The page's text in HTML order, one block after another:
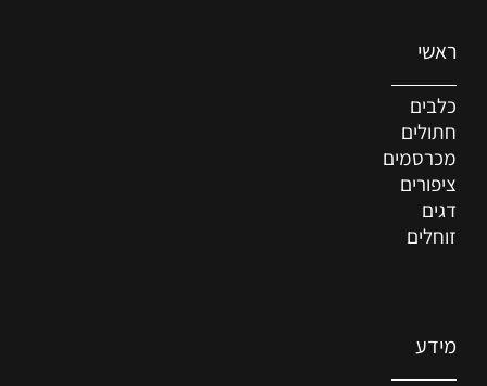
ראשי
כלבים
חתולים
מכרסמים
ציפורים
דגים
זוחלים
מידע